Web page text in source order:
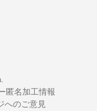
匿名加工情報
へのご意見